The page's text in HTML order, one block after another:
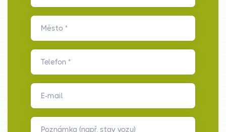
Město *
Telefon *
E-mail
Poznámka (např. stav vozu)